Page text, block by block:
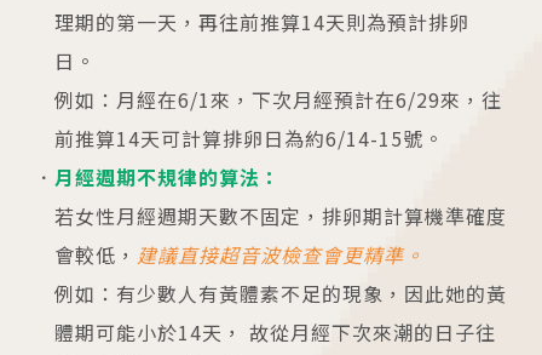
理期的第一天，再往前推算14天則為預計排卵
日。
例如：月經在6/1來，下次月經預計在6/29來，往
前推算14天可計算排卵日為約6/14-15號。
月經週期不規律的算法：
若女性月經週期天數不固定，排卵期計算機準確度
會較低， 建議直接超音波檢查會更精準。
例如：有少數人有黃體素不足的現象，因此她的黃
體期可能小於14天， 故從月經下次來潮的日子往